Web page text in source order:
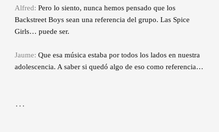
Alfred: Pero lo siento, nunca hemos pensado que los
Backstreet Boys sean una referencia del grupo. Las Spice
Girls… puede ser.
Jaume: Que esa música estaba por todos los lados en nuestra
adolescencia. A saber si quedó algo de eso como referencia…
…